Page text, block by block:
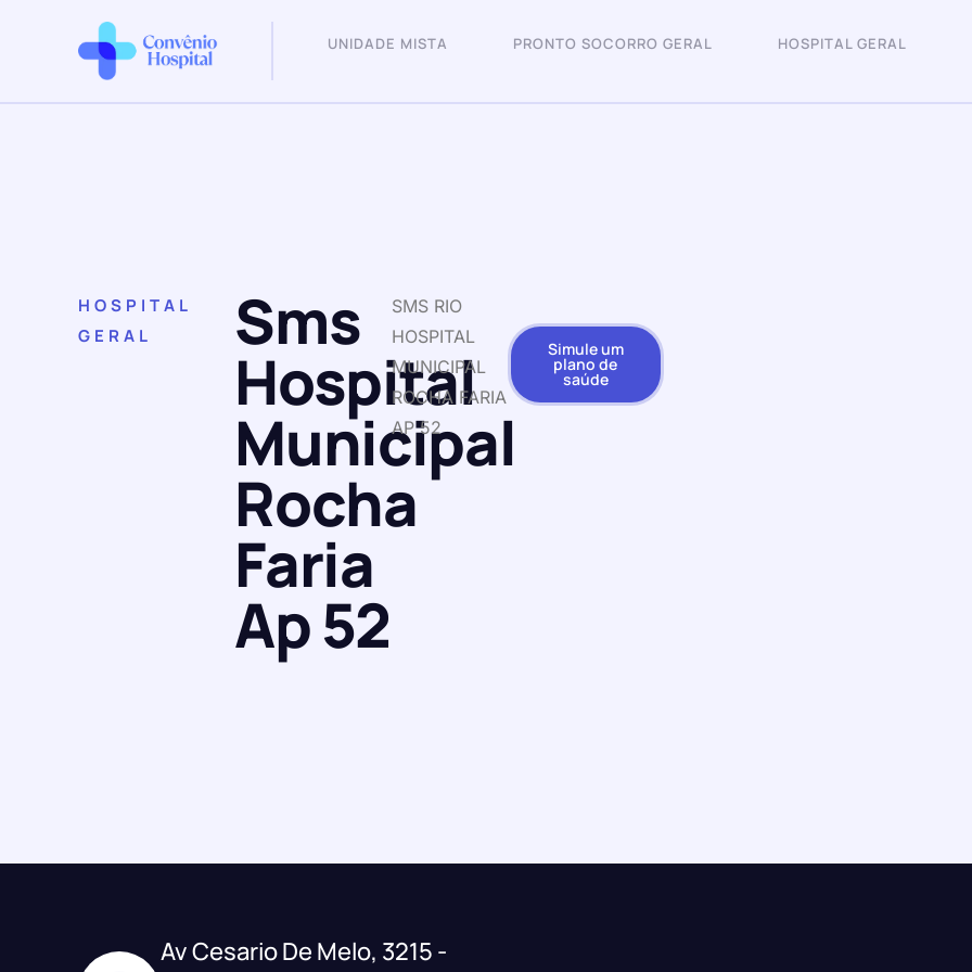
UNIDADE MISTA PRONTO SOCORRO GERAL HOSPITAL GERAL
HOSPITAL
GERAL
Sms
Hospital
Municipal
Rocha
Faria
Ap 52
SMS RIO
HOSPITAL
MUNICIPAL
ROCHA FARIA
AP 52
Simule um
plano de
saúde
Av Cesario De Melo, 3215 -